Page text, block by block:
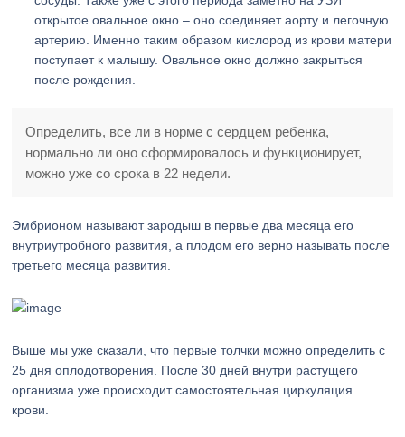
открытое овальное окно – оно соединяет аорту и легочную
артерию. Именно таким образом кислород из крови матери
поступает к малышу. Овальное окно должно закрыться
после рождения.
Определить, все ли в норме с сердцем ребенка,
нормально ли оно сформировалось и функционирует,
можно уже со срока в 22 недели.
Эмбрионом называют зародыш в первые два месяца его
внутриутробного развития, а плодом его верно называть после
третьего месяца развития.
Выше мы уже сказали, что первые толчки можно определить с
25 дня оплодотворения. После 30 дней внутри растущего
организма уже происходит самостоятельная циркуляция
крови.